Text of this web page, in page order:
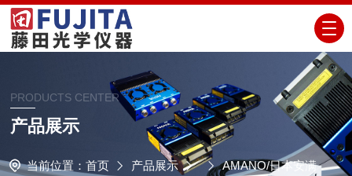
PRODUCTS CENTER
产品展示
当前位置： 首页 产品展示
AMANO/日本安满